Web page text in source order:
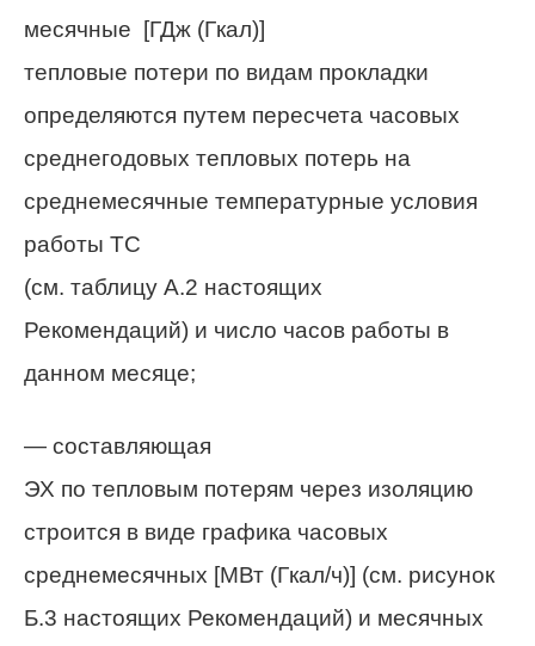
месячные [ГДж (Гкал)]
тепловые потери по видам прокладки
определяются путем пересчета часовых
среднегодовых тепловых потерь на
среднемесячные температурные условия
работы ТС
(см. таблицу А.2 настоящих
Рекомендаций) и число часов работы в
данном месяце;
— составляющая
ЭХ по тепловым потерям через изоляцию
строится в виде графика часовых
среднемесячных [МВт (Гкал/ч)] (см. рисунок
Б.3 настоящих Рекомендаций) и месячных